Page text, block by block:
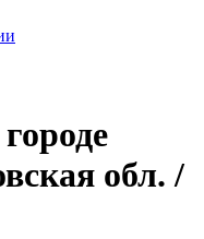
обл. /